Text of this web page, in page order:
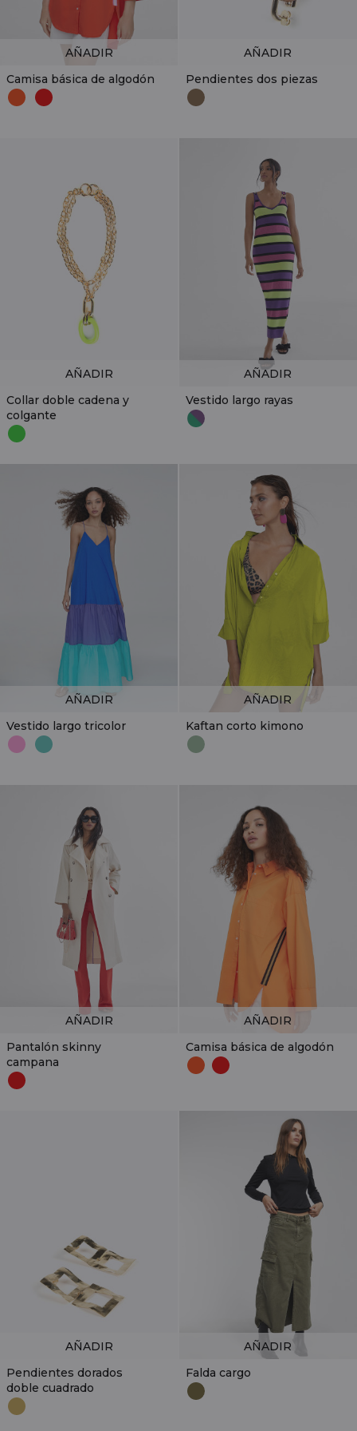
Camisa básica de algodón
AÑADIR
Pendientes dos piezas
AÑADIR
Collar doble cadena y
colgante
AÑADIR
Vestido largo rayas
AÑADIR
Vestido largo tricolor
AÑADIR
Kaftan corto kimono
AÑADIR
Pantalón skinny
campana
AÑADIR
Camisa básica de algodón
AÑADIR
Pendientes dorados
doble cuadrado
AÑADIR
Falda cargo
AÑADIR